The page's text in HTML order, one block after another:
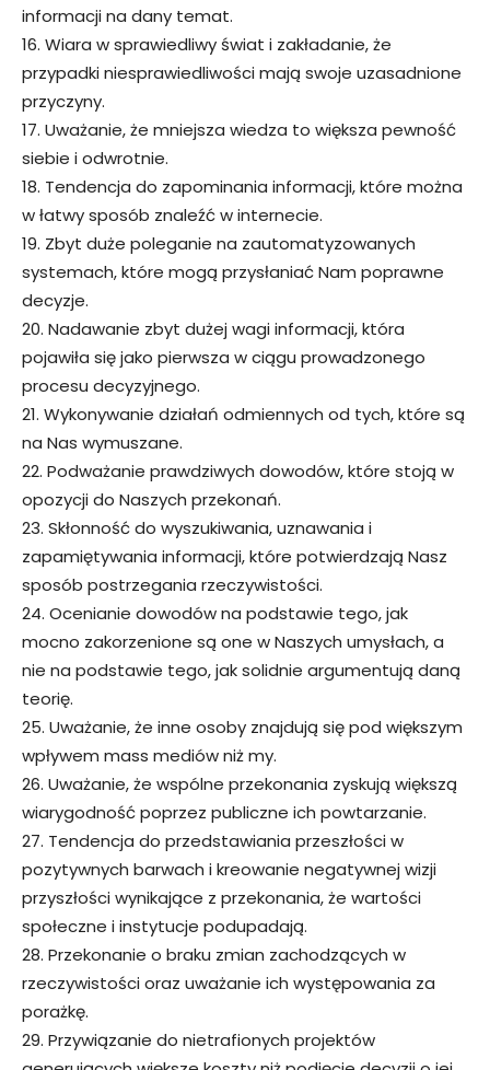
informacji na dany temat.
16. Wiara w sprawiedliwy świat i zakładanie, że
przypadki niesprawiedliwości mają swoje uzasadnione
przyczyny.
17. Uważanie, że mniejsza wiedza to większa pewność
siebie i odwrotnie.
18. Tendencja do zapominania informacji, które można
w łatwy sposób znaleźć w internecie.
19. Zbyt duże poleganie na zautomatyzowanych
systemach, które mogą przysłaniać Nam poprawne
decyzje.
20. Nadawanie zbyt dużej wagi informacji, która
pojawiła się jako pierwsza w ciągu prowadzonego
procesu decyzyjnego.
21. Wykonywanie działań odmiennych od tych, które są
na Nas wymuszane.
22. Podważanie prawdziwych dowodów, które stoją w
opozycji do Naszych przekonań.
23. Skłonność do wyszukiwania, uznawania i
zapamiętywania informacji, które potwierdzają Nasz
sposób postrzegania rzeczywistości.
24. Ocenianie dowodów na podstawie tego, jak
mocno zakorzenione są one w Naszych umysłach, a
nie na podstawie tego, jak solidnie argumentują daną
teorię.
25. Uważanie, że inne osoby znajdują się pod większym
wpływem mass mediów niż my.
26. Uważanie, że wspólne przekonania zyskują większą
wiarygodność poprzez publiczne ich powtarzanie.
27. Tendencja do przedstawiania przeszłości w
pozytywnych barwach i kreowanie negatywnej wizji
przyszłości wynikające z przekonania, że wartości
społeczne i instytucje podupadają.
28. Przekonanie o braku zmian zachodzących w
rzeczywistości oraz uważanie ich występowania za
porażkę.
29. Przywiązanie do nietrafionych projektów